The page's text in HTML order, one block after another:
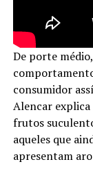
De porte
consumidor
Alencar explica
frutos
aqueles que
apresentam